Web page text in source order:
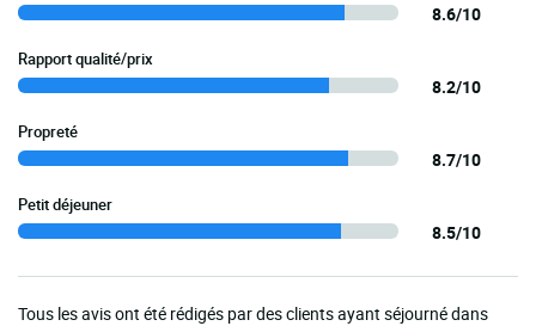
8.6/10
Rapport qualité/prix
8.2/10
Propreté
8.7/10
Petit déjeuner
8.5/10
Tous les avis ont été rédigés par des clients ayant séjourné dans